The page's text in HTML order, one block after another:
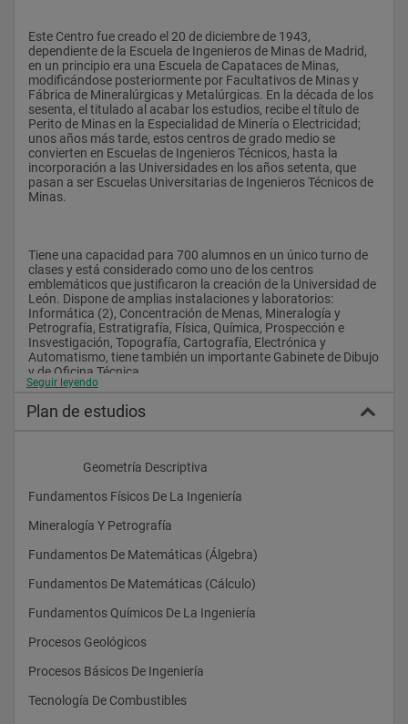
Este Centro fue creado el 20 de diciembre de 1943,
dependiente de la Escuela de Ingenieros de Minas de Madrid,
en un principio era una Escuela de Capataces de Minas,
modificándose posteriormente por Facultativos de Minas y
Fábrica de Mineralúrgicas y Metalúrgicas. En la década de los
sesenta, el titulado al acabar los estudios, recibe el título de
Perito de Minas en la Especialidad de Minería o Electricidad;
unos años más tarde, estos centros de grado medio se
convierten en Escuelas de Ingenieros Técnicos, hasta la
incorporación a las Universidades en los años setenta, que
pasan a ser Escuelas Universitarias de Ingenieros Técnicos de
Minas.
Tiene una capacidad para 700 alumnos en un único turno de
clases y está considerado como uno de los centros
emblemáticos que justificaron la creación de la Universidad de
León. Dispone de amplias instalaciones y laboratorios:
Informática (2), Concentración de Menas, Mineralogía y
Petrografía, Estratigrafía, Física, Química, Prospección e
Insvestigación, Topografía, Cartografía, Electrónica y
Automatismo, tiene también un importante Gabinete de Dibujo
y de Oficina Técnica.
totalidad, próximamente se abordarán las siguientes que
redundarán en mejorar el objetivo de calidad permanente que
impregna la actividad diaria de esta Escuela Universitaria.
La proximidad de la Escuela con el Colegio Mayor San Isidoro,
hace que exista un convenio entre ambas dependencias de la
Universidad de León, que permite a los alumnos del centro
utilizar los servicios de cafetería y comedor del Colegio en
condiciones muy favorables.
Los estudios renovados de Ingeniero/a Técnico de Minas que
se imparten en la Universidad de León, son:
Seguir leyendo
Plan de estudios
                    Geometría Descriptiva
Fundamentos Físicos De La Ingeniería
Mineralogía Y Petrografía
Fundamentos De Matemáticas (Álgebra)
Fundamentos De Matemáticas (Cálculo)
Fundamentos Químicos De La Ingeniería
Procesos Geológicos
Procesos Básicos De Ingeniería
Tecnología De Combustibles